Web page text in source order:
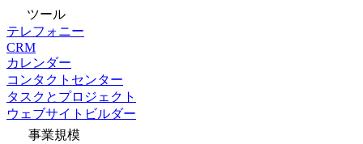
ツール
テレフォニー
CRM
カレンダー
コンタクトセンター
タスクとプロジェクト
ウェブサイトビルダー
事業規模